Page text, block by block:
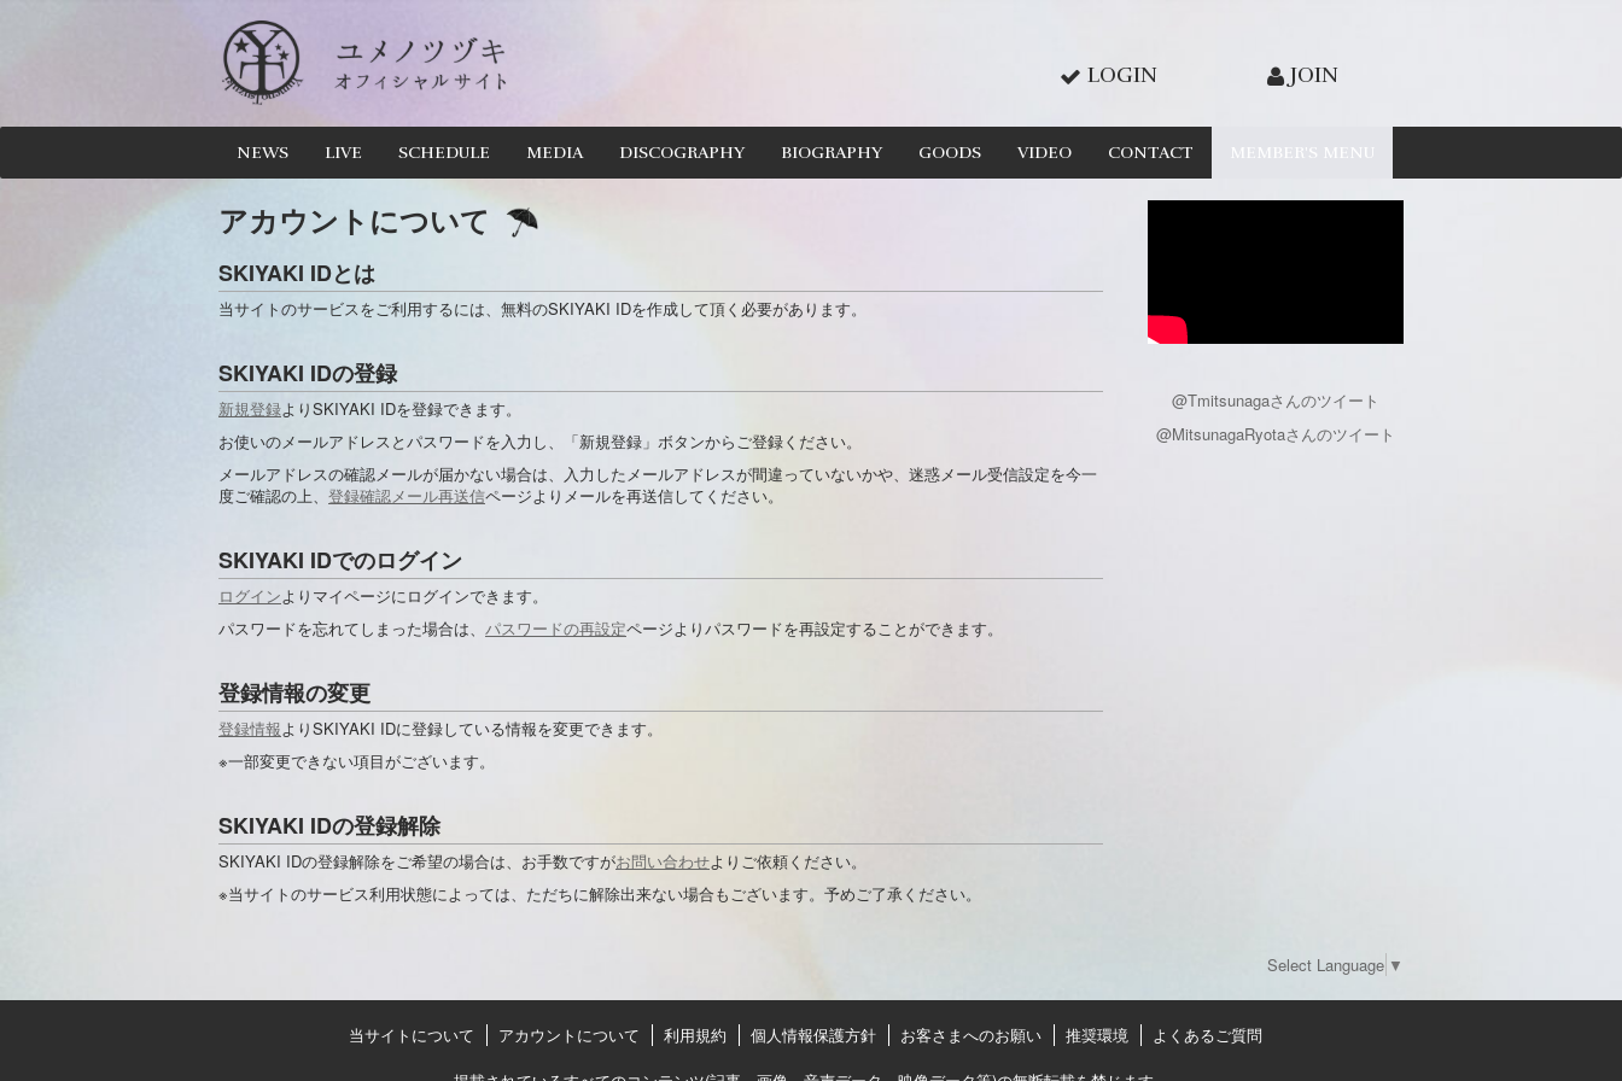
LOGIN JOIN
NEWS LIVE SCHEDULE MEDIA DISCOGRAPHY BIOGRAPHY GOODS VIDEO CONTACT MEMBER'S MENU
アカウントについて
SKIYAKI IDとは
当サイトのサービスをご利用するには、無料のSKIYAKI IDを作成して頂く必要があります。
SKIYAKI IDの登録
新規登録よりSKIYAKI IDを登録できます。
お使いのメールアドレスとパスワードを入力し、「新規登録」ボタンからご登録ください。
メールアドレスの確認メールが届かない場合は、入力したメールアドレスが間違っていないかや、迷惑メール受信設定を今一
度ご確認の上、 登録確認メール再送信ページよりメールを再送信してください。
SKIYAKI IDでのログイン
ログインよりマイページにログインできます。
パスワードを忘れてしまった場合は、 パスワードの再設定ページよりパスワードを再設定することができます。
登録情報の変更
登録情報よりSKIYAKI IDに登録している情報を変更できます。
※一部変更できない項目がございます。
SKIYAKI IDの登録解除
SKIYAKI IDの登録解除をご希望の場合は、お手数ですがお問い合わせよりご依頼ください。
※当サイトのサービス利用状態によっては、ただちに解除出来ない場合もございます。予めご了承ください。
@Tmitsunagaさんのツイート
@MitsunagaRyotaさんのツイート
Select Language ▼
当サイトについて アカウントについて 利用規約 個人情報保護方針 お客さまへのお願い 推奨環境
よくあるご質問